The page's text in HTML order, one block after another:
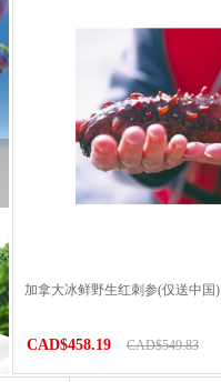
加拿大冰鲜野生红刺参(仅送中国)
CAD$458.19 CAD$549.83